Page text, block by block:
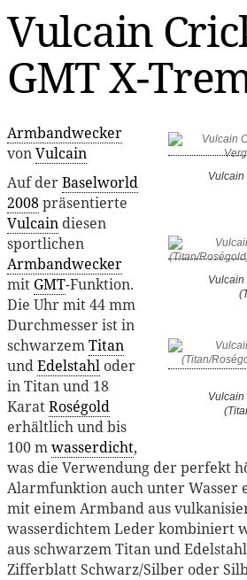
Vulcain
GMT X-
Vulcain
Vulcain
Vulcain
Armbandwecker
vonVulcain
Auf derBaselworld
2008präsentierte
Vulcain diesen
sportlichen
Armbandwecker
mit GMT-Funktion.
Die Uhr mit 44 mm
Durchmesser ist in
schwarzemTitan
undEdelstahl oder
in Titan und 18
KaratRoségold
erhältlich und bis
100 mwasserdicht,
was die Verwendung der perfekt
Alarmfunktion auch unter Wasser
mit einem Armband aus
wasserdichtem Leder kombiniert
aus schwarzem Titan und
Zifferblatt Schwarz/Silber oder